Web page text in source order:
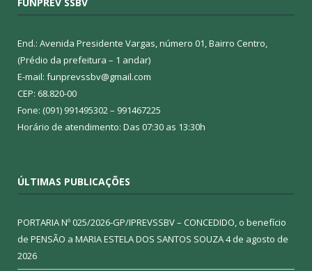
End.: Avenida Presidente Vargas, número 01, Bairro Centro,
(Prédio da prefeitura – 1 andar)
E-mail: funprevssbv@gmail.com
CEP: 68.820-00
Fone: (091) 991495302 – 991467225
Horário de atendimento: Das 07:30 as 13:30h
ÚLTIMAS PUBLICAÇÕES
PORTARIA Nº 025/2026-GP/IPREVSSBV – CONCEDIDO, o benefício
de PENSÃO a MARIA ESTELA DOS SANTOS SOUZA4 de agosto de
2026